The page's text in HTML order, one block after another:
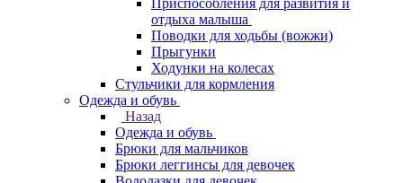
Приспособления для развития и
отдыха малыша
Поводки для ходьбы (вожжи)
Прыгунки
Ходунки на колесах
Стульчики для кормления
Одежда и обувь
Назад
Одежда и обувь
Брюки для мальчиков
Брюки леггинсы для девочек